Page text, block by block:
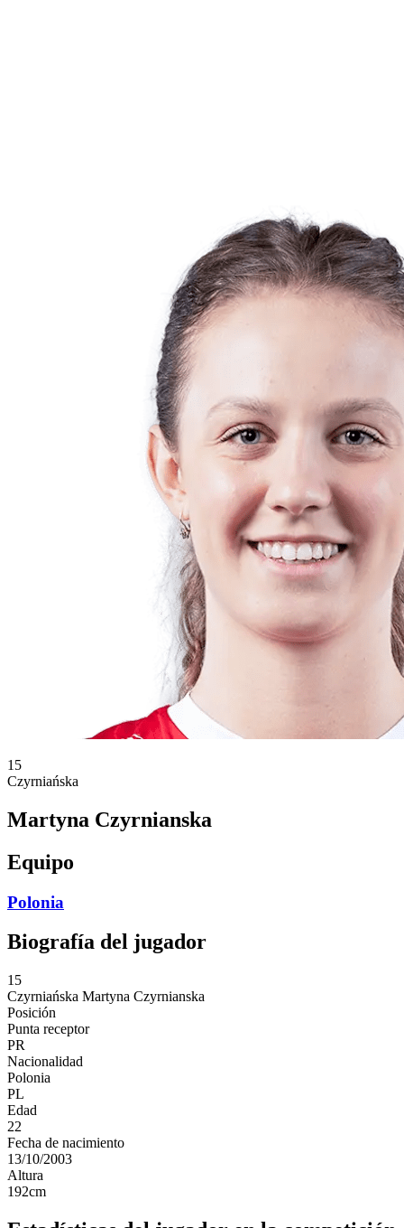
15
Czyrniańska
Martyna Czyrnianska
Equipo
Polonia
Biografía del jugador
15
Czyrniańska Martyna Czyrnianska
Posición
Punta receptor
PR
Nacionalidad
Polonia
PL
Edad
22
Fecha de nacimiento
13/10/2003
Altura
192cm